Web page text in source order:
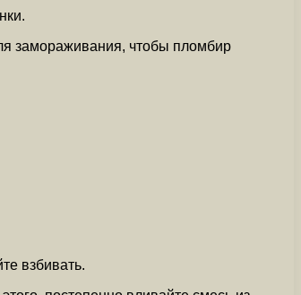
замораживания, чтобы пломбир
взбивать.